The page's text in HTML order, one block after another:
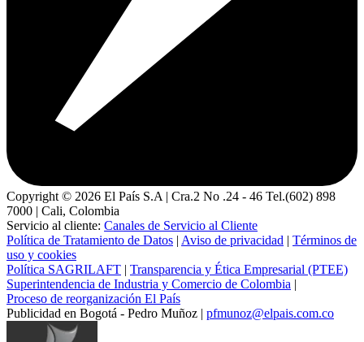
Copyright © 2026 El País S.A | Cra.2 No .24 - 46 Tel.(602) 898
7000 | Cali, Colombia
Servicio al cliente: Canales de Servicio al Cliente
Política de Tratamiento de Datos | Aviso de privacidad | Términos de
uso y cookies
Política SAGRILAFT | Transparencia y Ética Empresarial (PTEE)
Superintendencia de Industria y Comercio de Colombia |
Proceso de reorganización El País
Publicidad en Bogotá - Pedro Muñoz | pfmunoz@elpais.com.co